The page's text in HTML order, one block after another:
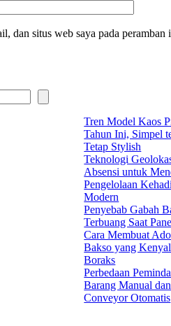
dan situs web saya pada
Tren Model Kaos
Tahun Ini, Simpel
Tetap Stylish
Teknologi
Absensi untuk
Pengelolaan
Modern
Penyebab Gabah
Terbuang Saat
Cara Membuat
Bakso yang
Boraks
Perbedaan
Barang Manual dan
Conveyor Otomatis